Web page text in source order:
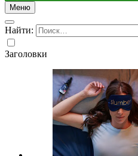
Меню
Найти:
Заголовки